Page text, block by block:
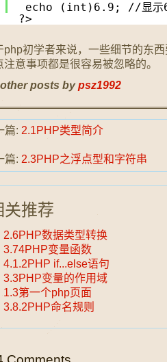
echo (int)6.9; //显示6
?>
php初学者来说，一些细节的东
注意事项都是很容易被忽略的。
other posts bypsz1992
篇: 2.1PHP类型简介
篇: 2.3PHP之浮点型和字符串
关推荐
2.6PHP数据类型转换
3.74PHP变量函数
4.1.2PHP if...else语句
3.3PHP变量的作用域
1.3第一个php页面
3.8.2PHP命名规则